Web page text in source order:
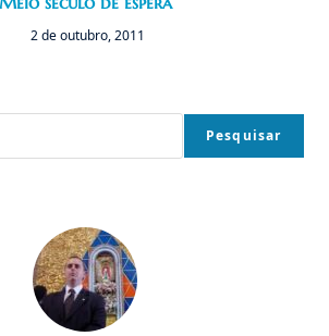
2 de outubro, 2011
Pesquisar